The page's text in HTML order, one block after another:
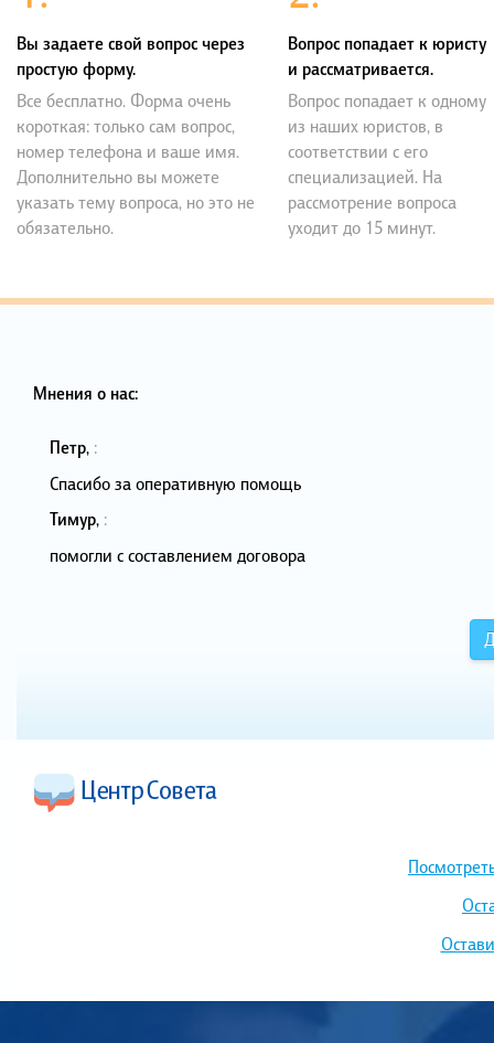
Вы задаете свой вопрос через
простую форму.
Все бесплатно. Форма очень
короткая: только сам вопрос,
номер телефона и ваше имя.
Дополнительно вы можете
указать тему вопроса, но это не
обязательно.
Вопрос попадает к юристу
и рассматривается.
Вопрос попадает к одному
из наших юристов, в
соответствии с его
специализацией. На
рассмотрение вопроса
уходит до 15 минут.
Мнения о нас:
Петр, :
Спасибо за оперативную помощь
Тимур, :
помогли с составлением договора